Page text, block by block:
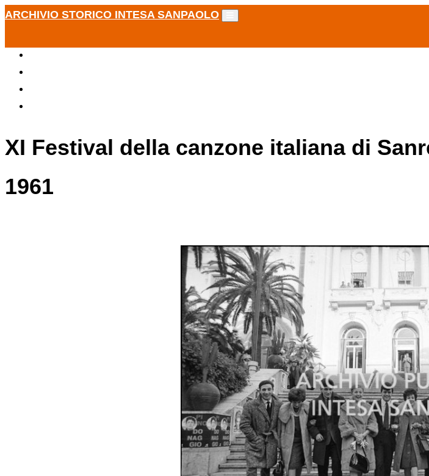
ARCHIVIO STORICO INTESA SANPAOLO
XI Festival della canzone italiana di
1961